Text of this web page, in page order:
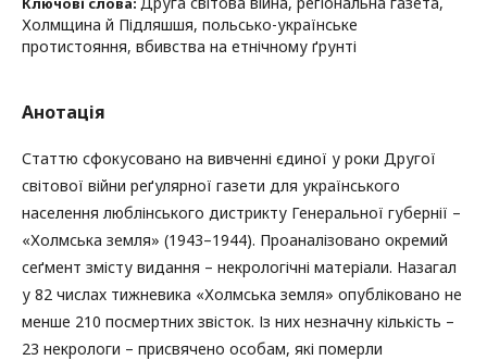
Холмщина й Підляшшя, польсько-українське
протистояння, вбивства на етнічному ґрунті
Анотація
Статтю сфокусовано на вивченні єдиної у роки Другої
світової війни реґулярної газети для українського
населення люблінського дистрикту Генеральної губернії –
«Холмська земля» (1943–1944). Проаналізовано окремий
сеґмент змісту видання – некрологічні матеріали. Назагал
у 82 числах тижневика «Холмська земля» опубліковано не
менше 210 посмертних звісток. Із них незначну кількість –
23 некрологи – присвячено особам, які померли